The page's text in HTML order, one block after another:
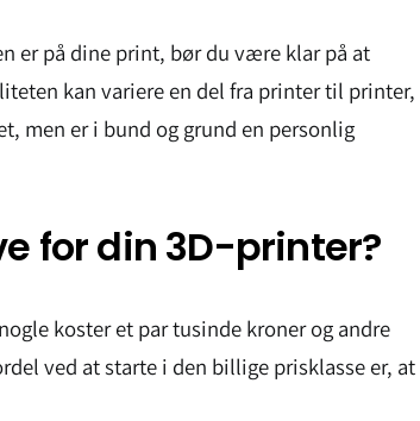
er på dine print, bør du være klar på at
kan variere en del fra printer til printer,
men er i bund og grund en personlig
for din 3D-printer?
koster et par tusinde kroner og andre
ved at starte i den billige prisklasse er, at